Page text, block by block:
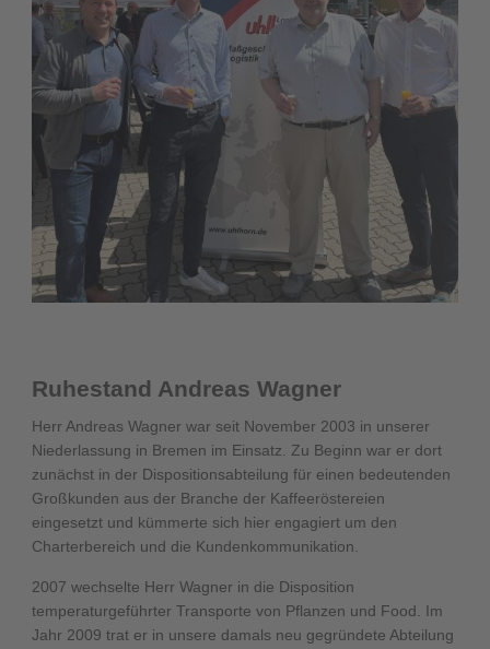
Ruhestand Andreas Wagner
Herr Andreas Wagner war seit November 2003 in unserer
Niederlassung in Bremen im Einsatz. Zu Beginn war er dort
zunächst in der Dispositionsabteilung für einen bedeutenden
Großkunden aus der Branche der Kaffeeröstereien
eingesetzt und kümmerte sich hier engagiert um den
Charterbereich und die Kundenkommunikation.
2007 wechselte Herr Wagner in die Disposition
temperaturgeführter Transporte von Pflanzen und Food. Im
Jahr 2009 trat er in unsere damals neu gegründete Abteilung